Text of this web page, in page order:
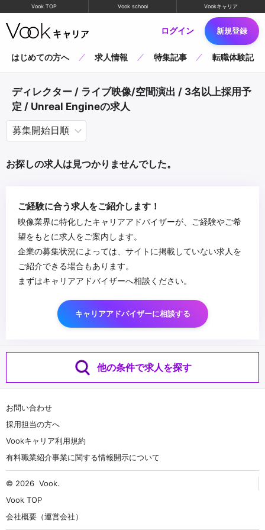
Vook TOP Vook school Vookキャリア
ログイン 新規登録
はじめての方へ 求人情報 特集記事 転職体験記
ディレクター / ライブ映像/空間演出 / 3名以上採用予
定 / Unreal Engineの求人
お探しの求人は見つかりませんでした。
ご経験に合う求人をご紹介します！
映像業界に特化したキャリアアドバイザーが、ご経験やご希
望をもとに求人をご案内します。
企業の募集状況によっては、サイトに掲載していない求人を
ご紹介できる場合もあります。
まずはキャリアアドバイザーへ相談ください。
キャリアアドバイザーに相談する
他の条件で求人を探す
お問い合わせ
採用担当の方へ
Vookキャリア利用規約
有料職業紹介事業に関する情報開示について
© 2026 Vook.
Vook TOP
会社概要（運営会社）